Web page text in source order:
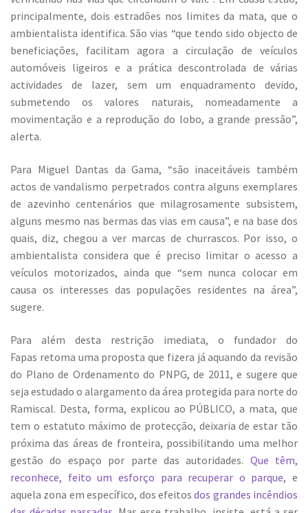
principalmente, dois estradões nos limites da mata, que o
ambientalista identifica. São vias “que tendo sido objecto de
beneficiações, facilitam agora a circulação de veículos
automóveis ligeiros e a prática descontrolada de várias
actividades de lazer, sem um enquadramento devido,
submetendo os valores naturais, nomeadamente a
movimentação e a reprodução do lobo, a grande pressão”,
alerta.
Para Miguel Dantas da Gama, “são inaceitáveis também
actos de vandalismo perpetrados contra alguns exemplares
de azevinho centenários que milagrosamente subsistem,
alguns mesmo nas bermas das vias em causa”, e na base dos
quais, diz, chegou a ver marcas de churrascos. Por isso, o
ambientalista considera que é preciso limitar o acesso a
veículos motorizados, ainda que “sem nunca colocar em
causa os interesses das populações residentes na área”,
sugere.
Para além desta restrição imediata, o fundador do
Fapas retoma uma proposta que fizera já aquando da revisão
do Plano de Ordenamento do PNPG, de 2011, e sugere que
seja estudado o alargamento da área protegida para norte do
Ramiscal. Desta, forma, explicou ao PÚBLICO, a mata, que
tem o estatuto máximo de protecção, deixaria de estar tão
próxima das áreas de fronteira, possibilitando uma melhor
gestão do espaço por parte das autoridades. Que têm,
reconhece, feito um esforço para recuperar o parque, e
aquela zona em específico, dos efeitosdos grandes incêndios